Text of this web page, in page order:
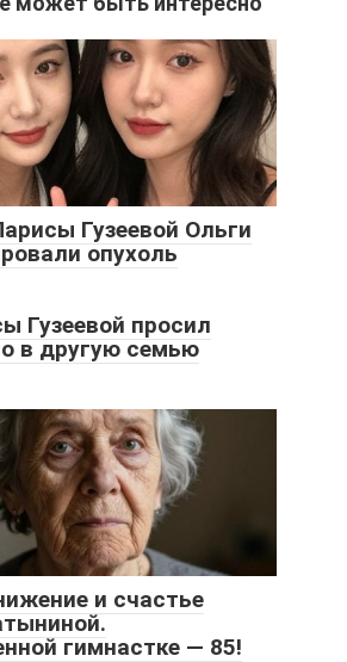
Гузеевой Ольги
опухоль
Гузеевой просил
в другую семью
и счастье
гимнастке — 85!